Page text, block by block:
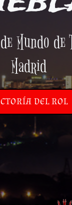
Mundo de
Madrid
DEL ROL